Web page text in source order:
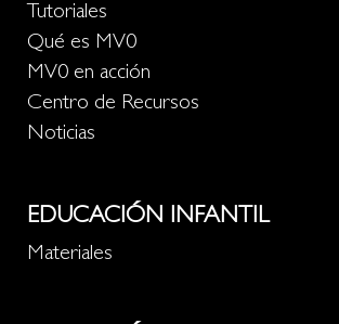
Tutoriales
Qué es MV0
MV0 en acción
Centro de Recursos
Noticias
EDUCACIÓN INFANTIL
Materiales